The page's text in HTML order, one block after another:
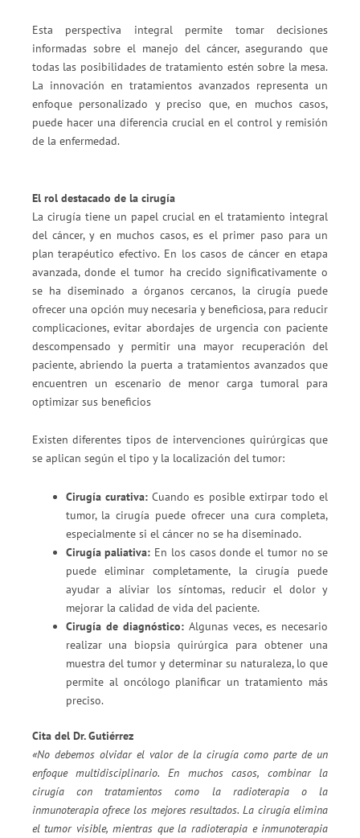
Esta perspectiva integral permite tomar decisiones
informadas sobre el manejo del cáncer, asegurando que
todas las posibilidades de tratamiento estén sobre la mesa.
La innovación en tratamientos avanzados representa un
enfoque personalizado y preciso que, en muchos casos,
puede hacer una diferencia crucial en el control y remisión
de la enfermedad.
El rol destacado de la cirugía
La cirugía tiene un papel crucial en el tratamiento integral
del cáncer, y en muchos casos, es el primer paso para un
plan terapéutico efectivo. En los casos de cáncer en etapa
avanzada, donde el tumor ha crecido significativamente o
se ha diseminado a órganos cercanos, la cirugía puede
ofrecer una opción muy necesaria y beneficiosa, para reducir
complicaciones, evitar abordajes de urgencia con paciente
descompensado y permitir una mayor recuperación del
paciente, abriendo la puerta a tratamientos avanzados que
encuentren un escenario de menor carga tumoral para
optimizar sus beneficios
Existen diferentes tipos de intervenciones quirúrgicas que
se aplican según el tipo y la localización del tumor:
Cirugía curativa:Cuando es posible extirpar todo el
tumor, la cirugía puede ofrecer una cura completa,
especialmente si el cáncer no se ha diseminado.
Cirugía paliativa: En los casos donde el tumor no se
puede eliminar completamente, la cirugía puede
ayudar a aliviar los síntomas, reducir el dolor y
mejorar la calidad de vida del paciente.
Cirugía de diagnóstico:Algunas veces, es necesario
realizar una biopsia quirúrgica para obtener una
muestra del tumor y determinar su naturaleza, lo que
permite al oncólogo planificar un tratamiento más
preciso.
Cita del Dr. Gutiérrez
«No debemos olvidar el valor de la cirugía como parte de un
enfoque multidisciplinario. En muchos casos, combinar la
cirugía con tratamientos como la radioterapia o la
inmunoterapia ofrece los mejores resultados. La cirugía elimina
el tumor visible, mientras que la radioterapia e inmunoterapia